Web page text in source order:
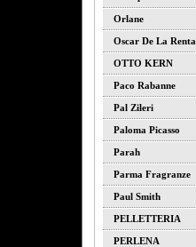
Orlane
Oscar De La Renta
OTTO KERN
Paco Rabanne
Pal Zileri
Paloma Picasso
Parah
Parma Fragranze
Paul Smith
PELLETTERIA
PERLENA